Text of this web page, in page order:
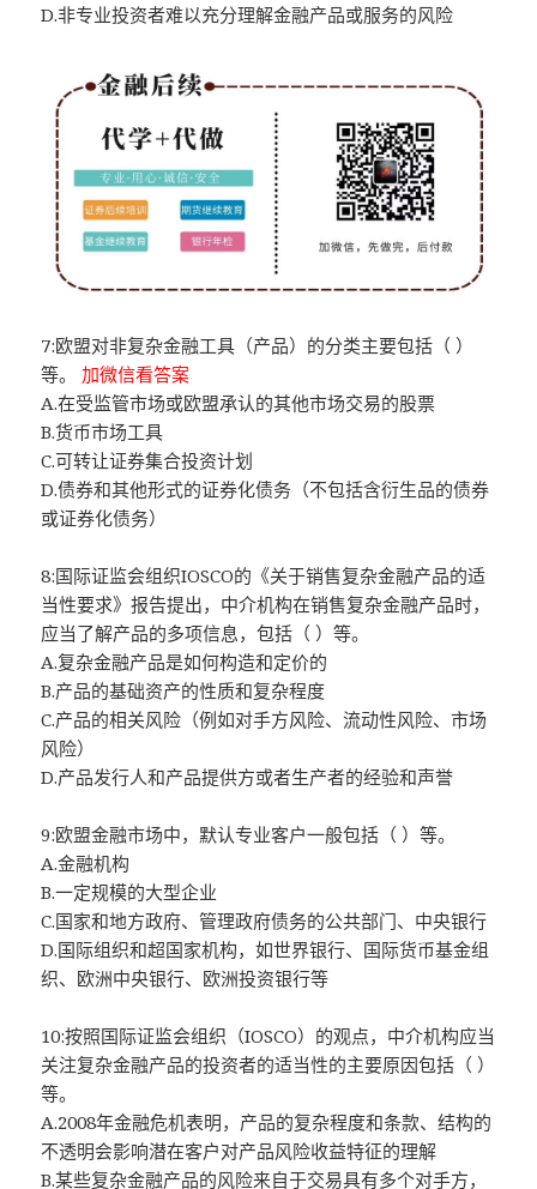
D.非专业投资者难以充分理解金融产品或服务的风险
7:欧盟对非复杂金融工具（产品）的分类主要包括（ ）
等。加微信看答案
A.在受监管市场或欧盟承认的其他市场交易的股票
B.货币市场工具
C.可转让证券集合投资计划
D.债券和其他形式的证券化债务（不包括含衍生品的债券
或证券化债务）
8:国际证监会组织IOSCO的《关于销售复杂金融产品的适
当性要求》报告提出，中介机构在销售复杂金融产品时，
应当了解产品的多项信息，包括（ ）等。
A.复杂金融产品是如何构造和定价的
B.产品的基础资产的性质和复杂程度
C.产品的相关风险（例如对手方风险、流动性风险、市场
风险）
D.产品发行人和产品提供方或者生产者的经验和声誉
9:欧盟金融市场中，默认专业客户一般包括（ ）等。
A.金融机构
B.一定规模的大型企业
C.国家和地方政府、管理政府债务的公共部门、中央银行
D.国际组织和超国家机构，如世界银行、国际货币基金组
织、欧洲中央银行、欧洲投资银行等
10:按照国际证监会组织（IOSCO）的观点，中介机构应当
关注复杂金融产品的投资者的适当性的主要原因包括（ ）
等。
A.2008年金融危机表明，产品的复杂程度和条款、结构的
不透明会影响潜在客户对产品风险收益特征的理解
B.某些复杂金融产品的风险来自于交易具有多个对手方，